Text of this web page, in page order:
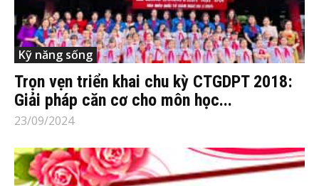
Kỹ năng sống
Trọn vẹn triển khai chu kỳ CTGDPT 2018:
Giải pháp căn cơ cho môn học...
23/09/2024